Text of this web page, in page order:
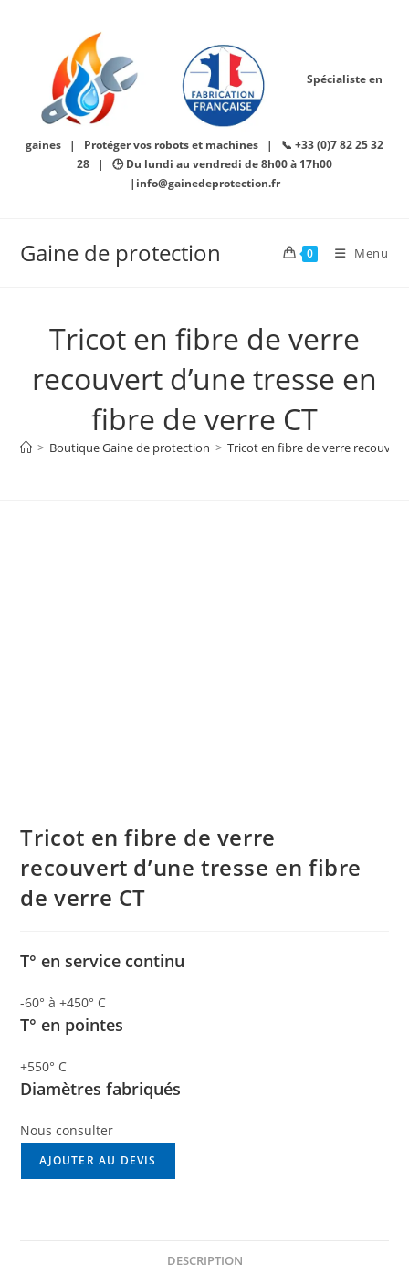
Spécialiste en
gaines | Protéger vos robots et machines | 📞 +33 (0)7 82 25 32
28 | 🕒 Du lundi au vendredi de 8h00 à 17h00
|info@gainedeprotection.fr
Gaine de protection 0 Menu
Tricot en fibre de verre
recouvert d’une tresse en
fibre de verre CT
> Boutique Gaine de protection > Tricot en fibre de verre recouvert
Tricot en fibre de verre
recouvert d’une tresse en fibre
de verre CT
T° en service continu
-60° à +450° C
T° en pointes
+550° C
Diamètres fabriqués
Nous consulter
AJOUTER AU DEVIS
DESCRIPTION